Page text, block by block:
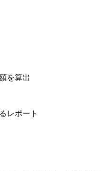
を算出
レポート